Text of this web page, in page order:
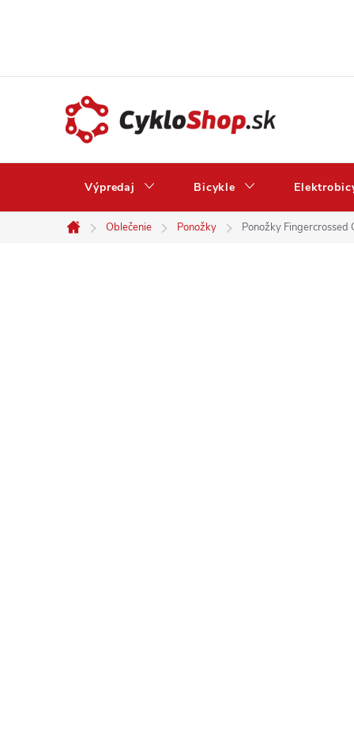
Výpredaj Bicykle
Domov
Oblečenie Ponožky Ponožky Fingercrossed